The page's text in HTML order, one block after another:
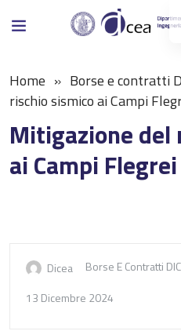
Home Borse e contratti
rischio sismico ai Campi
Mitigazione del
ai Campi Flegrei
Dicea
Borse E Contratti
13 Dicembre 2024